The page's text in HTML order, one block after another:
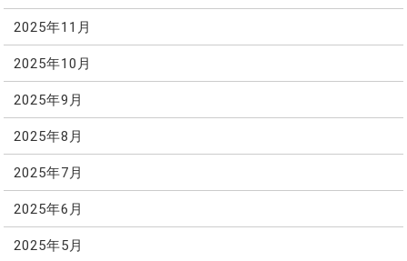
2025年11月
2025年10月
2025年9月
2025年8月
2025年7月
2025年6月
2025年5月